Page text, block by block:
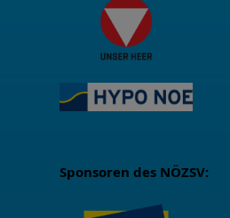
Sponsoren des NÖZSV: